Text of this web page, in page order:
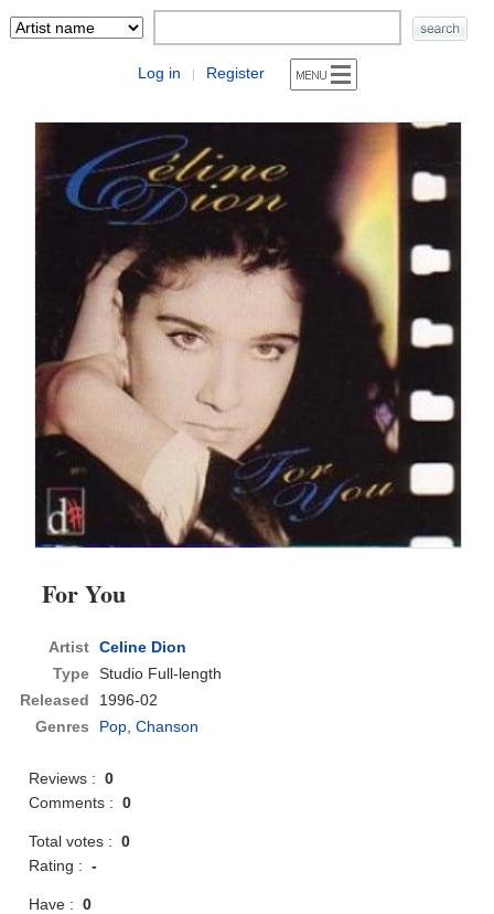
Log in | Register
For You
Artist Celine Dion
Type Studio Full-length
Released
1996-02
Genres
Pop,Chanson
Reviews :0
Comments :0
Total votes :0
Rating :-
Have :0